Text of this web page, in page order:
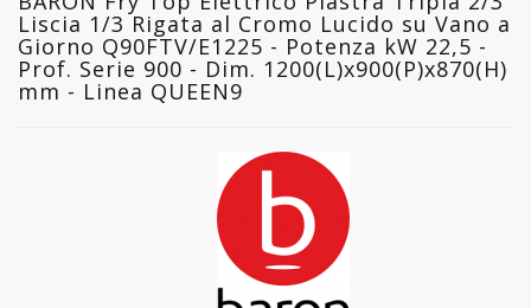
Liscia 1/3 Rigata al Cromo Lucido su Vano a
Giorno Q90FTV/E1225 - Potenza kW 22,5 -
Prof. Serie 900 - Dim. 1200(L)x900(P)x870(H)
mm - Linea QUEEN9